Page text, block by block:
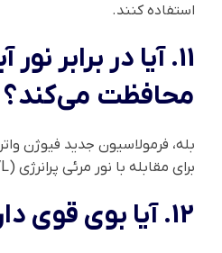
استفاده کنند.
11. آیا در برابر
محافظت می‌کند؟
بله، فرمولاسیون جدید فیوژن
برای مقابله با نور مرئی پرانرژی (HEVL) است.
12. آیا بوی قوی دارد؟